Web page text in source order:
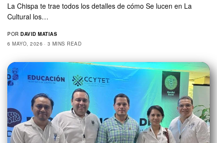
La Chispa te trae todos los detalles de cómo Se lucen en La
Cultural los…
POR DAVID MATIAS
6 MAYO, 2026
3 MINS READ